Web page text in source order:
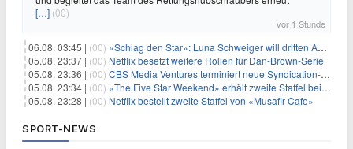
[…] (00)
vor 1 Stunde
06.08. 03:45 | (00) «Schlag den Star»: Luna Schweiger will dritten Anlauf nutzen
05.08. 23:37 | (00) Netflix besetzt weitere Rollen für Dan-Brown-Serie
05.08. 23:36 | (00) CBS Media Ventures terminiert neue Syndication-Formate
05.08. 23:34 | (00) «The Five Star Weekend» erhält zweite Staffel bei Peacock
05.08. 23:28 | (00) Netflix bestellt zweite Staffel von «Musafir Cafe»
SPORT-NEWS